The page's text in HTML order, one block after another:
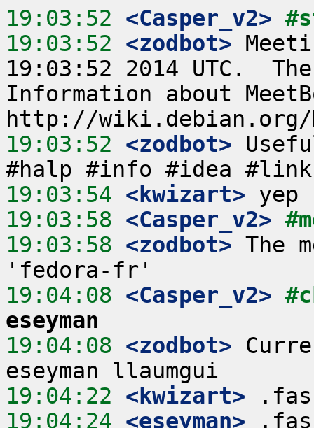
19:03:52 <Casper_v2>
19:03:52 <zodbot>
19:03:52 2014 UTC.
Information about
19:03:52 <zodbot>
19:03:54 <kwizart>
19:03:58 <Casper_v2>
19:03:58 <zodbot> The
19:04:08 <Casper_v2>
eseyman
19:04:08 <zodbot>
19:04:22 <kwizart>
19:04:24 <eseyman>